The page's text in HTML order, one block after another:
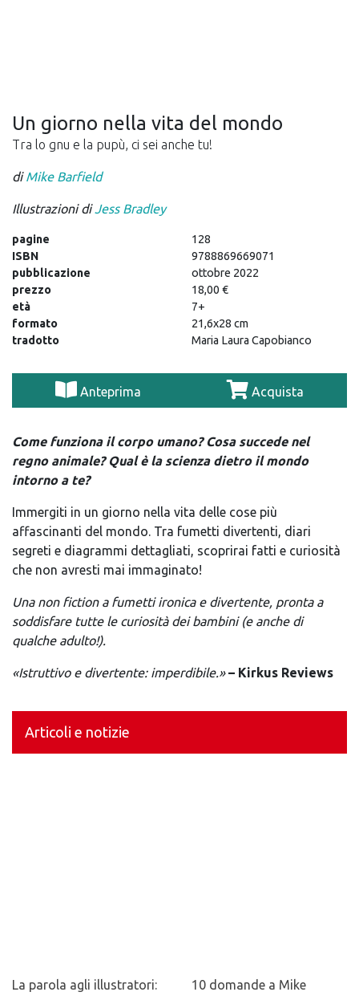
Un giorno nella vita del mondo
Tra lo gnu e la pupù, ci sei anche tu!
diMike Barfield
Illustrazioni diJess Bradley
pagine
128
ISBN
9788869669071
pubblicazione
ottobre 2022
prezzo
18,00 €
età
7+
formato
21,6x28 cm
tradotto
Maria Laura Capobianco
Anteprima Acquista
Come funziona il corpo umano? Cosa succede nel
regno animale? Qual è la scienza dietro il mondo
intorno a te?
Immergiti in un giorno nella vita delle cose più
affascinanti del mondo. Tra fumetti divertenti, diari
segreti e diagrammi dettagliati, scoprirai fatti e curiosità
che non avresti mai immaginato!
Una non fiction a fumetti ironica e divertente, pronta a
soddisfare tutte le curiosità dei bambini (e anche di
qualche adulto!).
«Istruttivo e divertente: imperdibile.» – Kirkus Reviews
Articoli e notizie
La parola agli illustratori: 10 domande a Mike